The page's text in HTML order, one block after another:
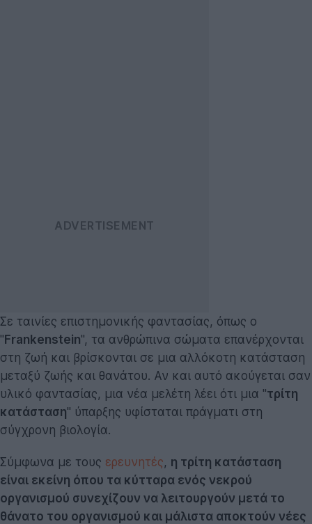
Σε ταινίες επιστημονικής φαντασίας, όπως ο
"Frankenstein", τα ανθρώπινα σώματα επανέρχονται
στη ζωή και βρίσκονται σε μια αλλόκοτη κατάσταση
μεταξύ ζωής και θανάτου. Αν και αυτό ακούγεται σαν
υλικό φαντασίας, μια νέα μελέτη λέει ότι μια "τρίτη
κατάσταση" ύπαρξης υφίσταται πράγματι στη
σύγχρονη βιολογία.
Σύμφωνα με τους ερευνητές, η τρίτη κατάσταση
είναι εκείνη όπου τα κύτταρα ενός νεκρού
οργανισμού συνεχίζουν να λειτουργούν μετά το
θάνατο του οργανισμού και μάλιστα αποκτούν νέες